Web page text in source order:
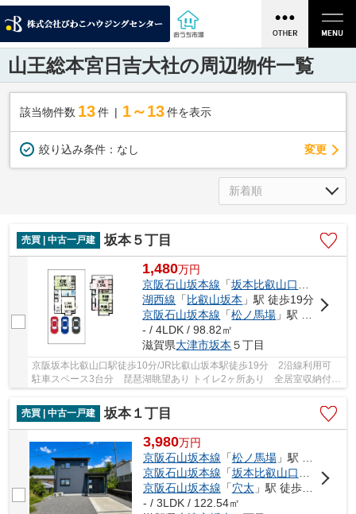
山王総本宮日吉大社の周辺物件一覧
該当物件数 13件 1～13 件を表示
絞り込み条件： なし 変更
売買 | 中古一戸建 坂本５丁目
1,480万円
京阪石山坂本線 「坂本比叡山口
湖西線 「 比叡山坂本 」駅 徒歩19分
京阪石山坂本線 「松ノ馬場 」駅 徒歩16分
- / 4LDK / 98.82㎡
滋賀県大津市坂本 ５丁目
京阪坂本比叡山口駅徒歩10分/JR比叡山坂本駅徒歩19分 2沿線利用可
駐車スペース3台分 琵琶湖眺望あり トイレ2ヶ所あり 全居室収納付き
【R8年8月リフォーム済】 外壁塗装、外構工...
売買 | 中古一戸建
坂本１丁目
3,980万円
京阪石山坂本線 「松ノ馬場」駅 徒歩9分
京阪石山坂本線 「坂本比叡山口
」駅 徒歩
京阪石山坂本線 「穴太 」駅 徒歩12分
- / 3LDK / 122.54㎡